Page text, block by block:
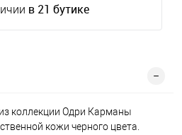
в 21 бутике
коллекции Одри Карманы
кожи черного цвета.